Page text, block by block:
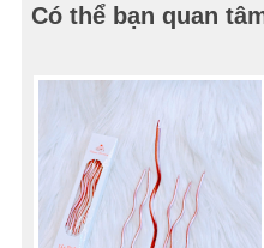
Có thể bạn quan